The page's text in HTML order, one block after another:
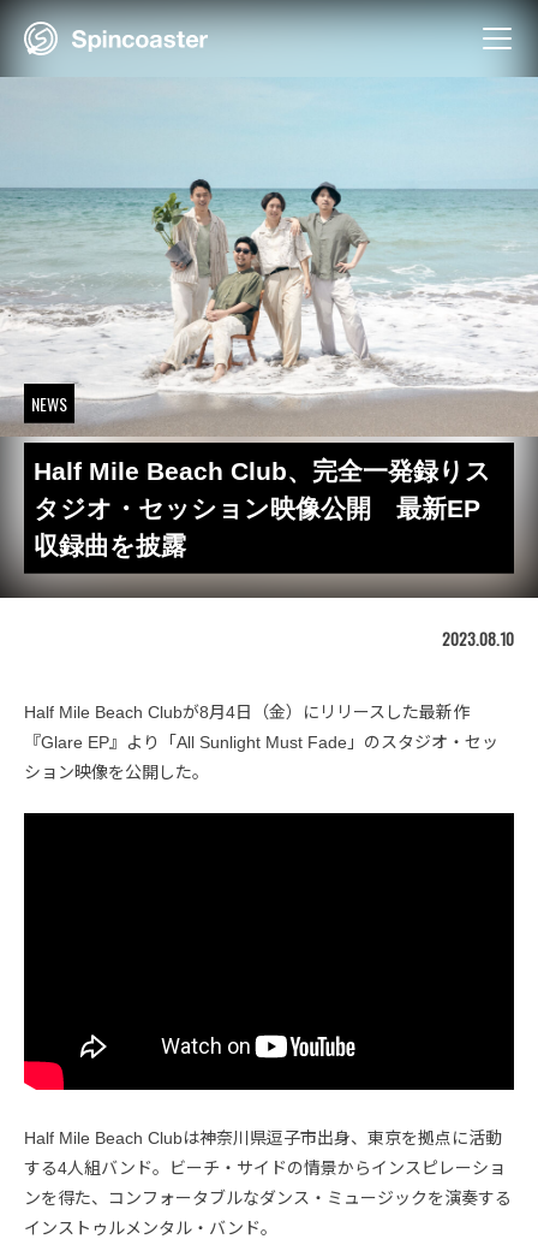
Skip
NEWS
Half Mile Beach Club、完全一発録りス
タジオ・セッション映像公開 最新EP
収録曲を披露
2023.08.10
Half Mile Beach Clubが8月4日（金）にリリースした最新作
『Glare EP』より「All Sunlight Must Fade」のスタジオ・セッ
ション映像を公開した。
Half Mile Beach Clubは神奈川県逗子市出身、東京を拠点に活動
する4人組バンド。ビーチ・サイドの情景からインスピレーショ
ンを得た、コンフォータブルなダンス・ミュージックを演奏する
インストゥルメンタル・バンド。